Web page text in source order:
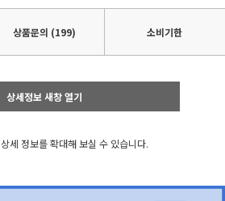
상품문의 (199) 소비기한
상세정보 새창 열기
상세 정보를 확대해 보실 수 있습니다.